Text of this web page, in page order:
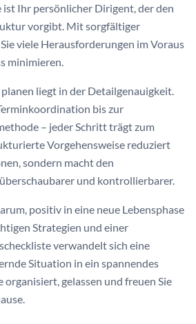
ist Ihr persönlicher Dirigent, der den
vorgibt. Mit sorgfältiger
viele Herausforderungen im Voraus
minimieren.
liegt in der Detailgenauigkeit.
bis zur
– jeder Schritt trägt zum
Vorgehensweise reduziert
sondern macht den
und kontrollierbarer.
positiv in eine neue Lebensphase
Strategien und einer
verwandelt sich eine
Situation in ein spannendes
organisiert, gelassen und freuen Sie